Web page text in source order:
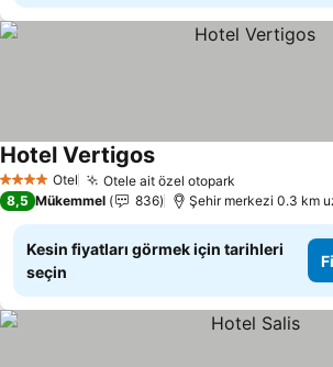
4 Yıldız Otel Otele ait özel otopark
Hotel Vertigos
8,5 Mükemmel 836 Şehir merkezi 0.3 km
Kesin fiyatları görmek için tarihleri
seçin